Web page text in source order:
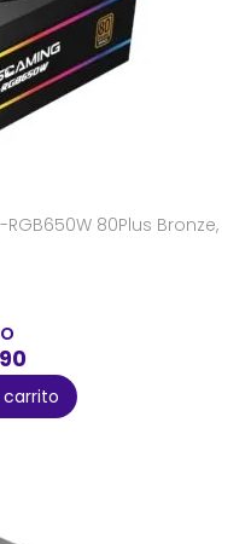
RGB650W 80Plus Bronze,
carrito